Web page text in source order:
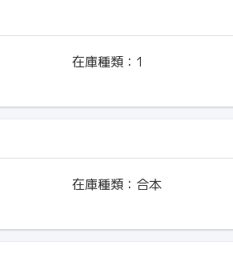
在庫種類： 1
在庫種類： 合本